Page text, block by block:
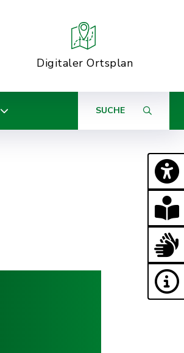
Digitaler Ortsplan
SUCHE